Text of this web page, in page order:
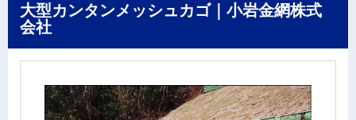
大型カンタンメッシュカゴ｜小岩金網株式
会社